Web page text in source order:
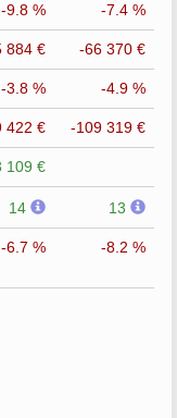
-9.8 % -7.4 %
884 € -66 370 €
-3.8 % -4.9 %
422 € -109 319 €
109 €
14 13
-6.7 % -8.2 %